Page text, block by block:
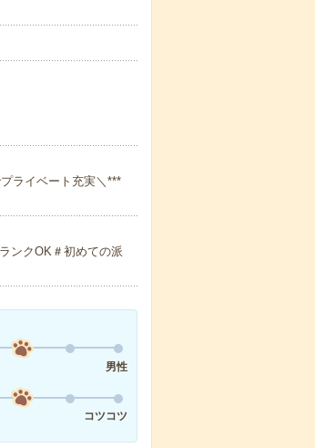
ライベート充実＼***
ンクOK＃初めての派
男性
コツコツ